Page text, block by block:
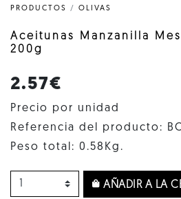
PRODUCTOS / OLIVAS
Aceitunas Manzanilla
200g
2.57€
Precio por unidad
Referencia del producto:
Peso total: 0.58Kg.
AÑADIR A LA